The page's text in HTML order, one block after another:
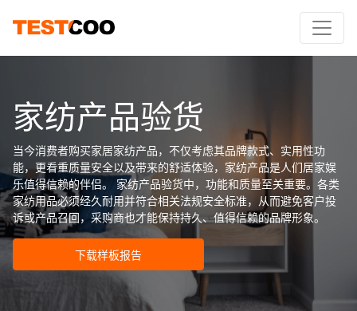
家纺产品验货
当今消费者购买家居家纺产品，不仅考虑其品牌款式、实用性功
能，更看重质量安全以及带来的舒适体验，家纺产品是人们居家娱
乐值得信赖的伴侣。 家纺产品验货中，功能和质量至关重要。各类
家纺用品必须经久耐用并符合相关法规安全标准，从而避免客户投
诉或产品召回，采购商也才能保持持久、值得信赖的品牌形象。
下载样板报告